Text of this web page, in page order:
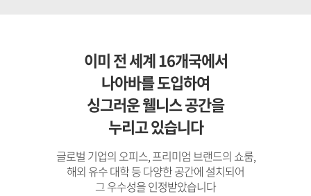
이미 전 세계 16개국에서
나아바를 도입하여
싱그러운 웰니스 공간을
누리고 있습니다
글로벌 기업의 오피스, 프리미엄 브랜드의 쇼룸,
해외 유수 대학 등 다양한 공간에 설치되어
그 우수성을 인정받았습니다